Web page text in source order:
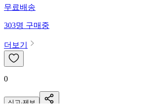
무료배송
303명구매중
더보기
0